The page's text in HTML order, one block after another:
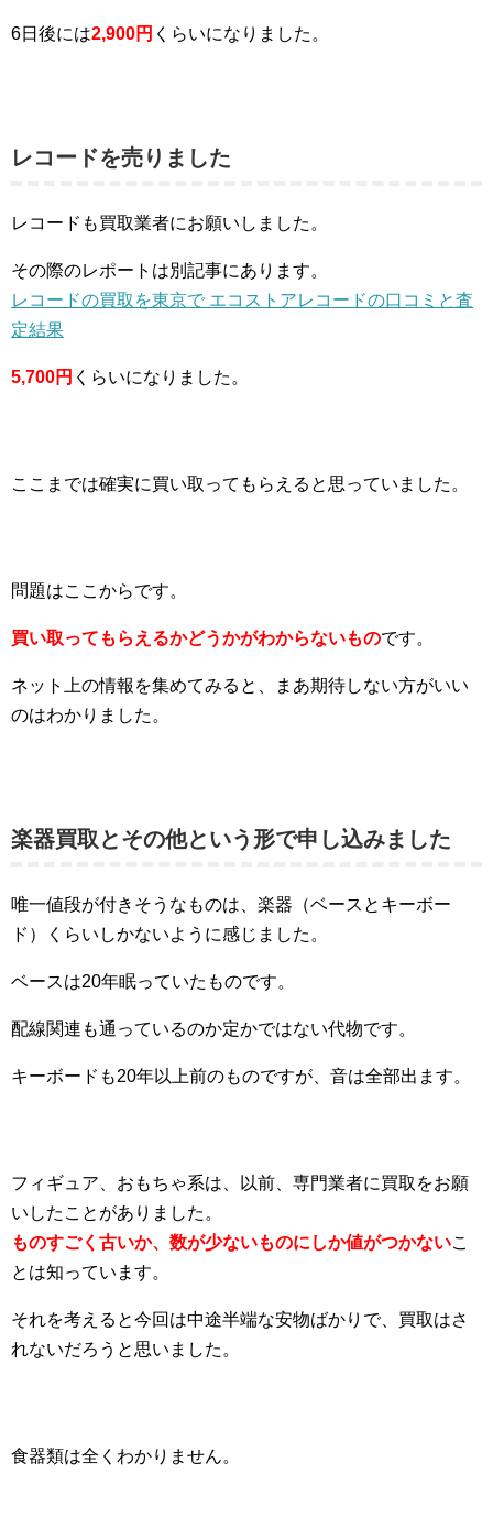
6日後には2,900円 くらいになりました。
レコードを売りました
レコードも買取業者にお願いしました。
その際のレポートは別記事にあります。
レコードの買取を東京で エコストアレコードの口コミと査
定結果
5,700円 くらいになりました。
ここまでは確実に買い取ってもらえると思っていました。
問題はここからです。
買い取ってもらえるかどうかがわからないものです。
ネット上の情報を集めてみると、まあ期待しない方がいい
のはわかりました。
楽器買取とその他という形で申し込みました
唯一値段が付きそうなものは、楽器（ベースとキーボー
ド）くらいしかないように感じました。
ベースは20年眠っていたものです。
配線関連も通っているのか定かではない代物です。
キーボードも20年以上前のものですが、音は全部出ます。
フィギュア、おもちゃ系は、以前、専門業者に買取をお願
いしたことがありました。
ものすごく古いか、数が少ないものにしか値がつかないこ
とは知っています。
それを考えると今回は中途半端な安物ばかりで、買取はさ
れないだろうと思いました。
食器類は全くわかりません。